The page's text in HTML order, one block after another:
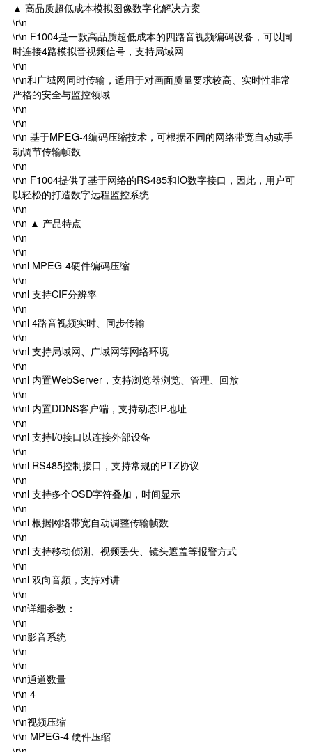
▲ 高品质超低成本模拟图像数字化解决方案
\r\n
\r\n F1004是一款高品质超低成本的四路音视频编码设备，可以同
时连接4路模拟音视频信号，支持局域网
\r\n
\r\n和广域网同时传输，适用于对画面质量要求较高、实时性非常
严格的安全与监控领域
\r\n
\r\n
\r\n 基于MPEG-4编码压缩技术，可根据不同的网络带宽自动或手
动调节传输帧数
\r\n
\r\n F1004提供了基于网络的RS485和IO数字接口，因此，用户可
以轻松的打造数字远程监控系统
\r\n
\r\n ▲ 产品特点
\r\n
\r\n
\r\nl MPEG-4硬件编码压缩
\r\n
\r\nl 支持CIF分辨率
\r\n
\r\nl 4路音视频实时、同步传输
\r\n
\r\nl 支持局域网、广域网等网络环境
\r\n
\r\nl 内置WebServer，支持浏览器浏览、管理、回放
\r\n
\r\nl 内置DDNS客户端，支持动态IP地址
\r\n
\r\nl 支持I/0接口以连接外部设备
\r\n
\r\nl RS485控制接口，支持常规的PTZ协议
\r\n
\r\nl 支持多个OSD字符叠加，时间显示
\r\n
\r\nl 根据网络带宽自动调整传输帧数
\r\n
\r\nl 支持移动侦测、视频丢失、镜头遮盖等报警方式
\r\n
\r\nl 双向音频，支持对讲
\r\n
\r\n详细参数：
\r\n
\r\n影音系统
\r\n
\r\n
\r\n通道数量
\r\n 4
\r\n
\r\n视频压缩
\r\n MPEG-4 硬件压缩